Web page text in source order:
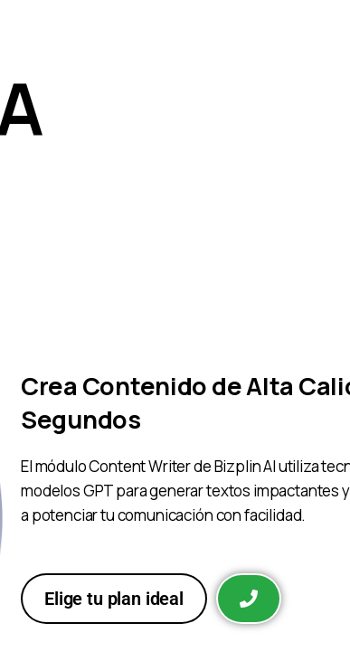
Crea Contenido de Alta
Segundos
El módulo Content Writer de Bizplin AI utiliza
modelos GPT para generar textos impactantes
a potenciar tu comunicación con facilidad.
Elige tu plan ideal